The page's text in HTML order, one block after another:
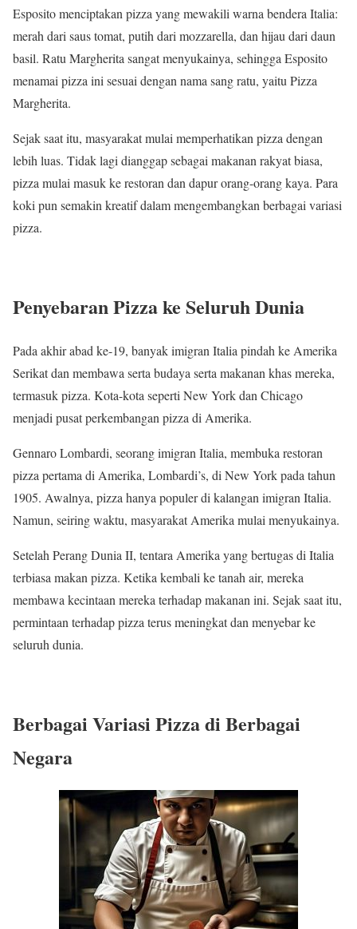
Esposito menciptakan pizza yang mewakili warna bendera Italia:
merah dari saus tomat, putih dari mozzarella, dan hijau dari daun
basil. Ratu Margherita sangat menyukainya, sehingga Esposito
menamai pizza ini sesuai dengan nama sang ratu, yaitu Pizza
Margherita.
Sejak saat itu, masyarakat mulai memperhatikan pizza dengan
lebih luas. Tidak lagi dianggap sebagai makanan rakyat biasa,
pizza mulai masuk ke restoran dan dapur orang-orang kaya. Para
koki pun semakin kreatif dalam mengembangkan berbagai variasi
pizza.
Penyebaran Pizza ke Seluruh Dunia
Pada akhir abad ke-19, banyak imigran Italia pindah ke Amerika
Serikat dan membawa serta budaya serta makanan khas mereka,
termasuk pizza. Kota-kota seperti New York dan Chicago
menjadi pusat perkembangan pizza di Amerika.
Gennaro Lombardi, seorang imigran Italia, membuka restoran
pizza pertama di Amerika, Lombardi’s, di New York pada tahun
1905. Awalnya, pizza hanya populer di kalangan imigran Italia.
Namun, seiring waktu, masyarakat Amerika mulai menyukainya.
Setelah Perang Dunia II, tentara Amerika yang bertugas di Italia
terbiasa makan pizza. Ketika kembali ke tanah air, mereka
membawa kecintaan mereka terhadap makanan ini. Sejak saat itu,
permintaan terhadap pizza terus meningkat dan menyebar ke
seluruh dunia.
Berbagai Variasi Pizza di Berbagai
Negara